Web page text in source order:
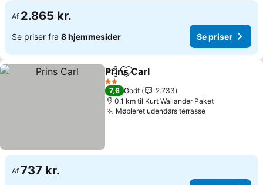
Af 2.865 kr.
Se priser fra 8 hjemmesider Se priser
Del Føj til favoritter
Prins Carl
2 Stjerner
7,6 Godt
2.733
0.1 km til Kurt Wallander Paket
Møbleret udendørs terrasseSe priser
Af 737 kr.